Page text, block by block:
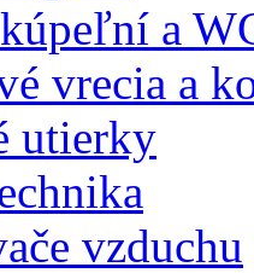
a
vrecia a
utierky
vzduchu